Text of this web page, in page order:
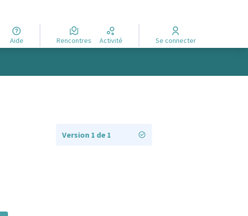
Aide Rencontres Activité Se connecter
Version 1 de 1